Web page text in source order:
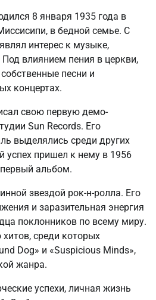
8 января 1935 года в
в бедной семье. С
интерес к музыке,
влиянием пения в церкви,
песни и
концертах.
свою первую демо-
Sun Records. Его
выделялись среди других
успех пришел к нему в 1956
альбом.
звездой рок-н-ролла. Его
и заразительная энергия
поклонников по всему миру.
среди которых
Dog» и «Suspicious Minds»,
жанра.
успехи, личная жизнь